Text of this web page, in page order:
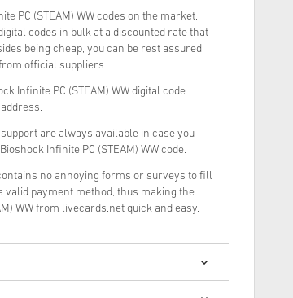
PC (STEAM) WW codes on the market.
codes in bulk at a discounted rate that
being cheap, you can be rest assured
official suppliers.
Infinite PC (STEAM) WW digital code
are always available in case you
Infinite PC (STEAM) WW code.
no annoying forms or surveys to fill
valid payment method, thus making the
WW from livecards.net quick and easy.